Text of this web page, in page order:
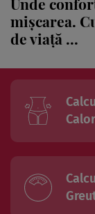
mișcarea.
de viață ...